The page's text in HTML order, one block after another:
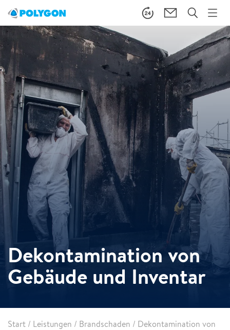
Dekontamination von
Gebäude und Inventar
Start / Leistungen / Brandschaden / Dekontamination von